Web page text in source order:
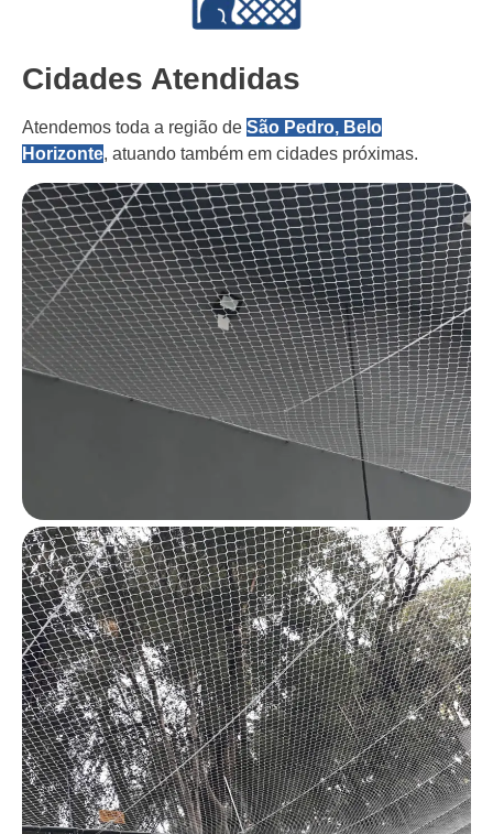
Cidades Atendidas
Atendemos toda a região de São Pedro, Belo
Horizonte, atuando também em cidades próximas.